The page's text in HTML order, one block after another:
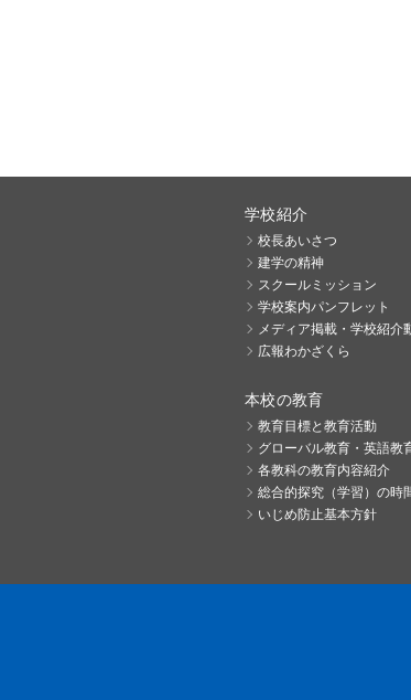
学校紹介
校長あいさつ
建学の精神
スクールミッション
学校案内パンフレット
メディア掲載・学校紹介
広報わかざくら
本校の教育
教育目標と教育活動
グローバル教育・英語教
各教科の教育内容紹介
総合的探究（学習）の時
いじめ防止基本方針